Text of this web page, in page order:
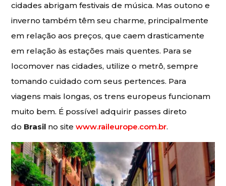
cidades abrigam festivais de música. Mas outono e
inverno também têm seu charme, principalmente
em relação aos preços, que caem drasticamente
em relação às estações mais quentes. Para se
locomover nas cidades, utilize o metrô, sempre
tomando cuidado com seus pertences. Para
viagens mais longas, os trens europeus funcionam
muito bem. É possível adquirir passes direto
do Brasil no sitewww.raileurope.com.br.